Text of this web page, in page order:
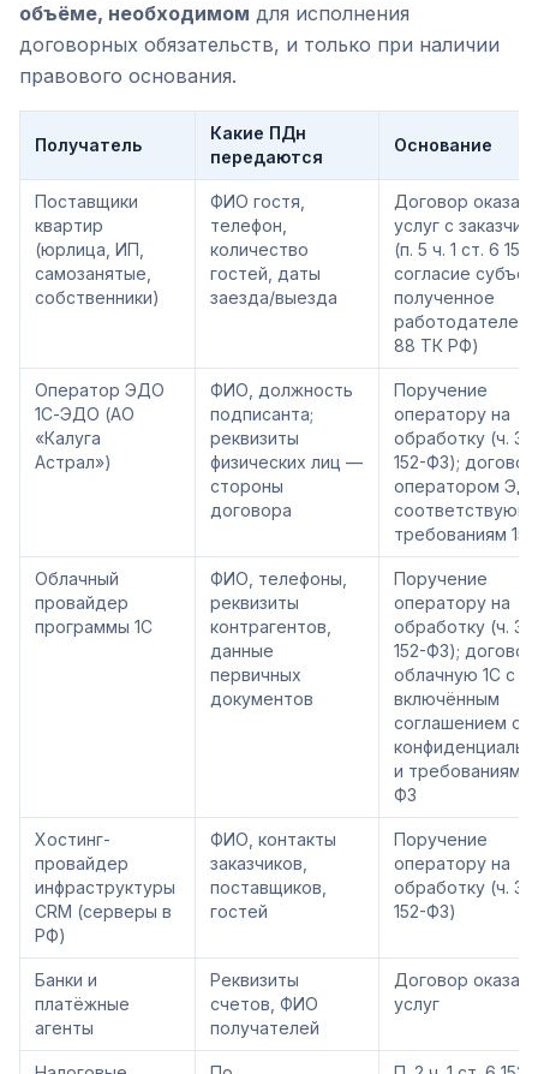
объёме, необходимом для исполнения
договорных обязательств, и только при наличии
правового основания.
Получатель
Какие ПДн
передаются
Основание
Поставщики
квартир
(юрлица, ИП,
самозанятые,
собственники)
ФИО гостя,
телефон,
количество
гостей, даты
заезда/выезда
Договор
услуг с
(п. 5 ч. 1 ст. 6
согласие
полученное
работодателем
88 ТК РФ)
Оператор ЭДО
1С-ЭДО (АО
«Калуга
Астрал»)
ФИО, должность
подписанта;
реквизиты
физических лиц —
стороны
договора
Поручение
оператору на
обработку (ч. 3
152-ФЗ);
оператором
требованиям
Облачный
провайдер
программы 1С
ФИО, телефоны,
реквизиты
контрагентов,
данные
первичных
документов
Поручение
оператору на
обработку (ч. 3
152-ФЗ);
облачную 1С с
включённым
соглашением о
и требованиями
ФЗ
Хостинг-
провайдер
инфраструктуры
CRM (серверы в
РФ)
ФИО, контакты
заказчиков,
поставщиков,
гостей
Поручение
оператору на
обработку (ч. 3
152-ФЗ)
Банки и
платёжные
агенты
Реквизиты
счетов, ФИО
получателей
Договор
услуг